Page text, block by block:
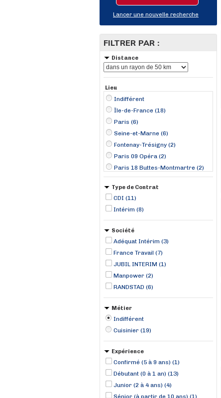
Lancer une nouvelle recherche
FILTRER PAR :
Distance
Lieu
Indifférent
Île-de-France (18)
Paris (6)
Seine-et-Marne (6)
Fontenay-Trésigny (2)
Paris 09 Opéra (2)
Paris 18 Buttes-Montmartre (2)
Évry (2)
Centre-Val de Loire (1)
Arpajon (1)
Bonnelles (1)
Type de Contrat
CDI (11)
Intérim (8)
Société
Adéquat Intérim (3)
France Travail (7)
JUBIL INTERIM (1)
Manpower (2)
RANDSTAD (6)
Métier
Indifférent
Cuisinier (19)
Expérience
Confirmé (5 à 9 ans) (1)
Débutant (0 à 1 an) (13)
Junior (2 à 4 ans) (4)
Sénior (à partir de 10 ans) (1)